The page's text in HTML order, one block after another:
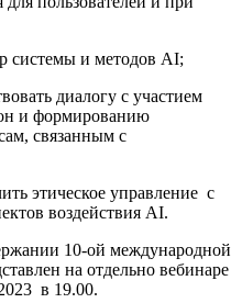
системы и методов AI;
диалогу с участием
и формированию
связанным с
этическое управление с
воздействия AI.
10-ой международной
на отдельно вебинаре
в 19.00.